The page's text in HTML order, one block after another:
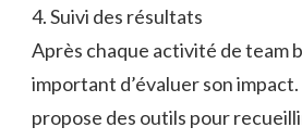
4. Suivi des résultats
Après chaque activité de team
important d’évaluer son
propose des outils pour